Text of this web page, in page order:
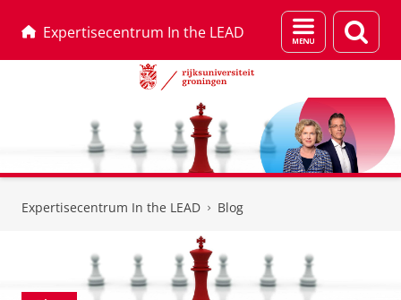
Expertisecentrum In the LEAD
Menu
en
Expertisecentrum In the LEAD Blog